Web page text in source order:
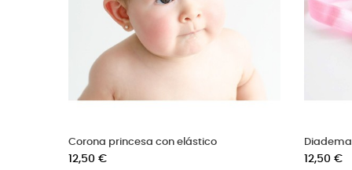
Cinta para bebé corona con perlitas